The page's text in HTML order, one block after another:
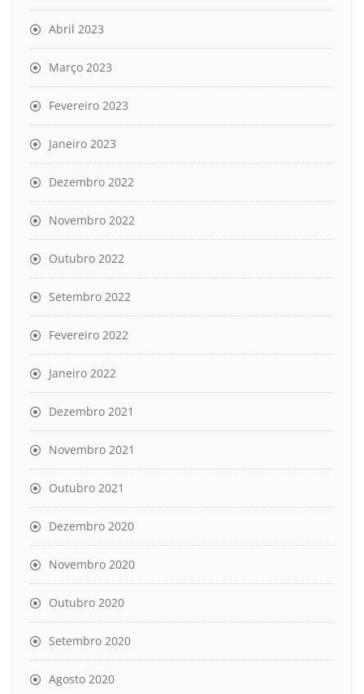
Abril 2023
Março 2023
Fevereiro 2023
Janeiro 2023
Dezembro 2022
Novembro 2022
Outubro 2022
Setembro 2022
Fevereiro 2022
Janeiro 2022
Dezembro 2021
Novembro 2021
Outubro 2021
Dezembro 2020
Novembro 2020
Outubro 2020
Setembro 2020
Agosto 2020